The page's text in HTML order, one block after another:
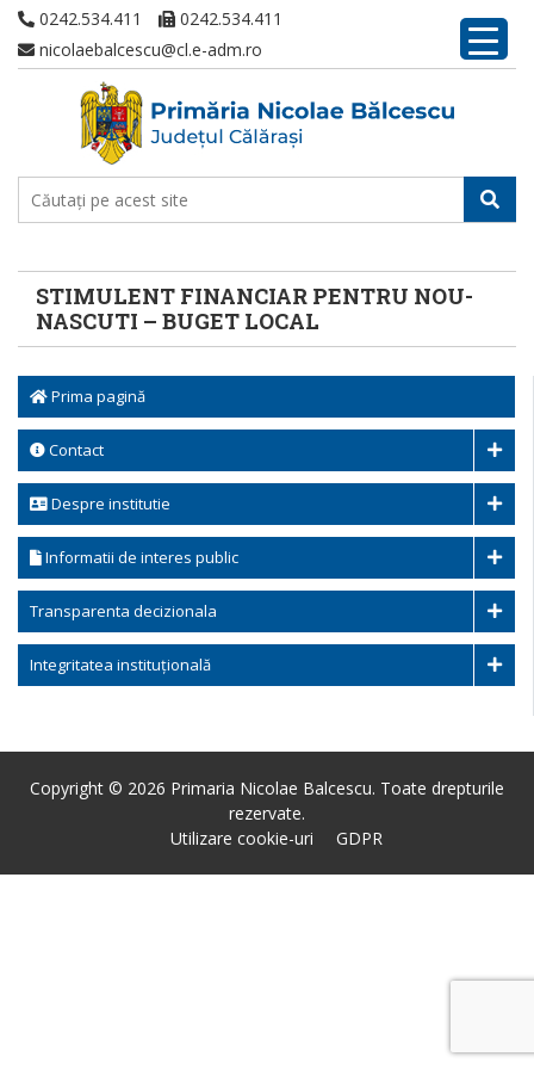
0242.534.411
0242.534.411
nicolaebalcescu@cl.e-adm.ro
STIMULENT FINANCIAR PENTRU NOU-
NASCUTI – BUGET LOCAL
Prima pagină
Contact
Despre institutie
Informatii de interes public
Transparenta decizionala
Integritatea instituțională
Copyright © 2026 Primaria Nicolae Balcescu. Toate drepturile
rezervate.
Utilizare cookie-uri
GDPR